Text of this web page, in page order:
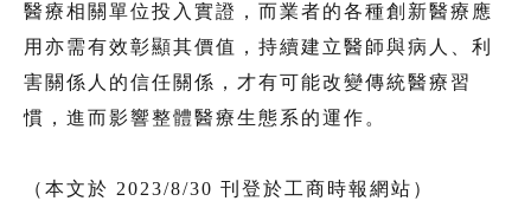
醫療相關單位投入實證，而業者的各種創新醫療應
用亦需有效彰顯其價值，持續建立醫師與病人、利
害關係人的信任關係，才有可能改變傳統醫療習
慣，進而影響整體醫療生態系的運作。
（本文於 2023/8/30 刊登於工商時報網站）